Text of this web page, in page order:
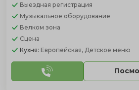
Выездная регистрация
Музыкальное оборудование
Велком зона
Сцена
Кухня: Европейская, Детское меню